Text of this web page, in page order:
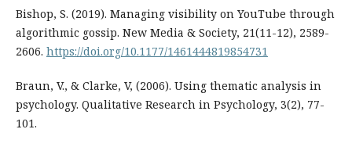
Bishop, S. (2019). Managing visibility on YouTube through
algorithmic gossip. New Media & Society, 21(11-12), 2589-
2606. https://doi.org/10.1177/1461444819854731
Braun, V., & Clarke, V, (2006). Using thematic analysis in
psychology. Qualitative Research in Psychology, 3(2), 77-
101.